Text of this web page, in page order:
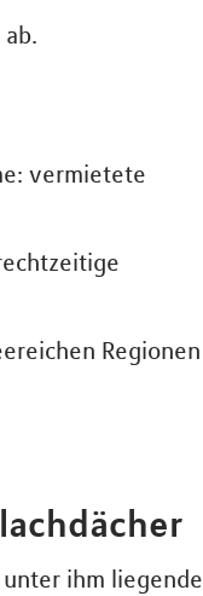
vermietete
Regionen
ihm liegende